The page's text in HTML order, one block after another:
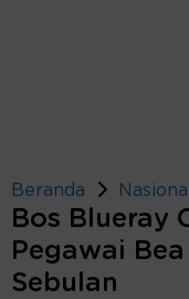
Beranda Nasional
Bos Blueray
Pegawai
Sebulan